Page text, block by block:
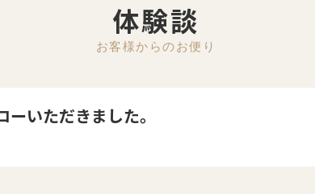
体験談
お客様からのお便り
いただきました。